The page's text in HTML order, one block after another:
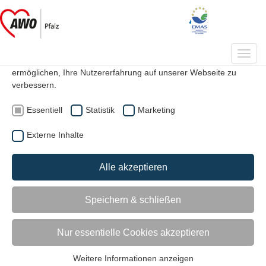
Sozialstationen der AWO Pfalz:
Verlässliche Pflege in Ihrer
Nähe
Datenschutzeinstellungen
Auf unserer Webseite werden Cookies verwendet. Einige davon
ermöglichen, Ihre Nutzererfahrung auf unserer Webseite zu
verbessern.
Essentiell Statistik Marketing
Externe Inhalte
Alle akzeptieren
Speichern & schließen
Nur essentielle Cookies akzeptieren
Weitere Informationen anzeigen